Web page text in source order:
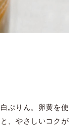
ぷりん。卵黄を使
、やさしいコクが